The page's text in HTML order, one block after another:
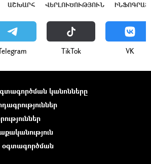
ԱՇԽԱՐՀ ՎԵՐԼՈՒԾՈՒԹՅՈՒՆ
ТikТоk VK
կանոնները
օգտագործման